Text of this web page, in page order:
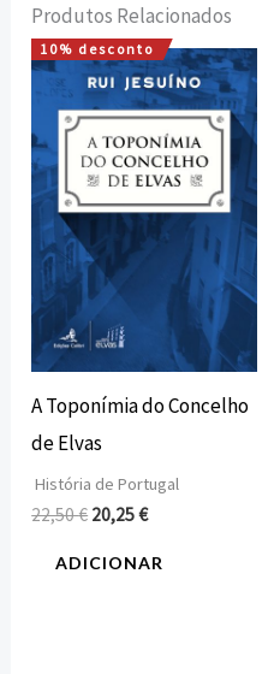
Produtos Relacionados
10% desconto
A Toponímia do Concelho
de Elvas
História de Portugal
22,50€
O
preço
original
era:
22,50 €.
20,25€
O
preço
atual
é:
20,25 €.
ADICIONAR